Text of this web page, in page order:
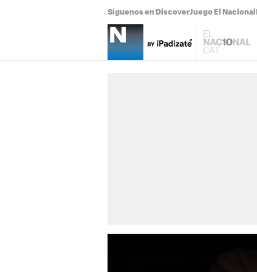
Síguenos en DiscoverJuego El Nacional